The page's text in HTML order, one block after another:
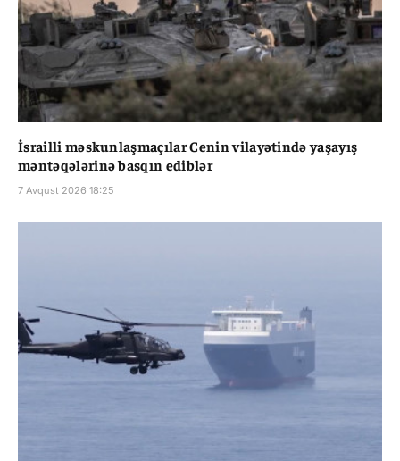
İsrailli məskunlaşmaçılar Cenin vilayətində yaşayış
məntəqələrinə basqın ediblər
7 Avqust 2026 18:25